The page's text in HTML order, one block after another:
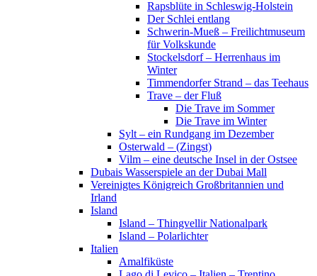
Rapsblüte in Schleswig-Holstein
Der Schlei entlang
Schwerin-Mueß – Freilichtmuseum
für Volkskunde
Stockelsdorf – Herrenhaus im
Winter
Timmendorfer Strand – das Teehaus
Trave – der Fluß
Die Trave im Sommer
Die Trave im Winter
Sylt – ein Rundgang im Dezember
Osterwald – (Zingst)
Vilm – eine deutsche Insel in der Ostsee
Dubais Wasserspiele an der Dubai Mall
Vereinigtes Königreich Großbritannien und
Irland
Island
Island – Thingvellir Nationalpark
Island – Polarlichter
Italien
Amalfiküste